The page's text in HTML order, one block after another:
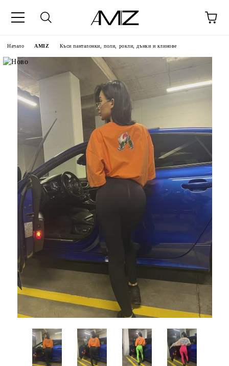
Начало AMIZ Къси панталонки, поли, рокли, дънки и клинове